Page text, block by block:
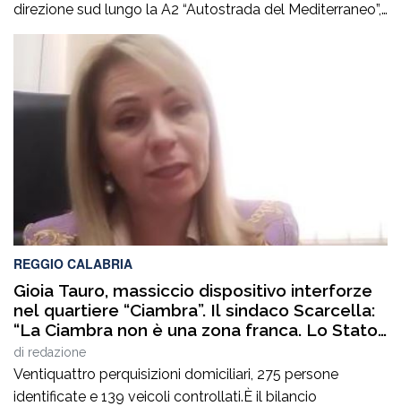
direzione sud lungo la A2 “Autostrada del Mediterraneo”,
nel tratto compreso tra gli svincoli di Altilia Grimaldi (CS)
e San Mango D’Aquino (CZ). Sul posto è intervenuto il
personale Anas, il 118 e il soccorso meccanico […]
REGGIO CALABRIA
Gioia Tauro, massiccio dispositivo interforze
nel quartiere “Ciambra”. Il sindaco Scarcella:
“La Ciambra non è una zona franca. Lo Stato
c’è e si vede”
di redazione
Ventiquattro perquisizioni domiciliari, 275 persone
identificate e 139 veicoli controllati.È il bilancio